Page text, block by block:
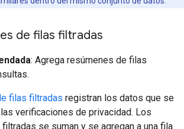
de filas filtradas
: Agrega resúmenes de filas
filas filtradas registran los datos que se
verificaciones de privacidad. Los
se suman y se agregan a una fila